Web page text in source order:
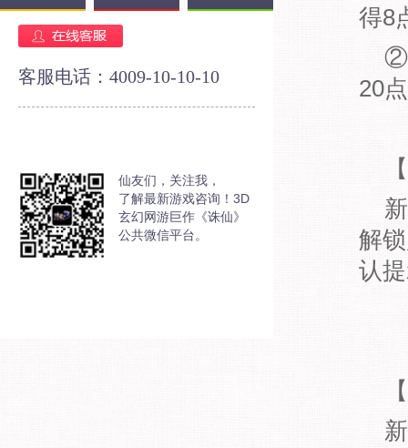
客服电话：4009-10-10-10
仙友们，关注我，
了解最新游戏咨询！3D
玄幻网游巨作《诛仙》
公共微信平台。
得8
②
20
解
认